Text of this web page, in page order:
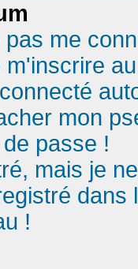
me
mon
passe !
mais je
!